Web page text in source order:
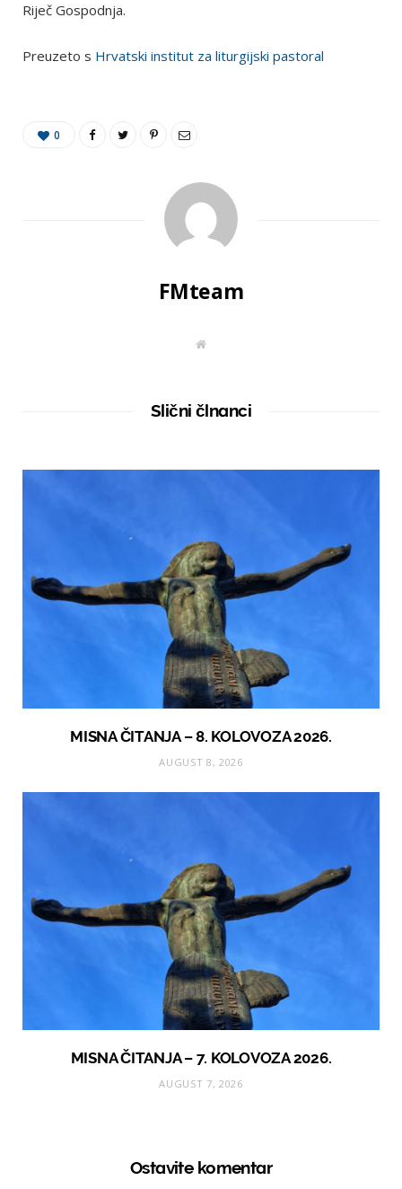
Riječ Gospodnja.
Preuzeto s Hrvatski institut za liturgijski pastoral
0
FMteam
W
t
Slični člnanci
MISNA ČITANJA – 8. KOLOVOZA 2026.
AUGUST 8, 2026
MISNA ČITANJA – 7. KOLOVOZA 2026.
AUGUST 7, 2026
Ostavite komentar